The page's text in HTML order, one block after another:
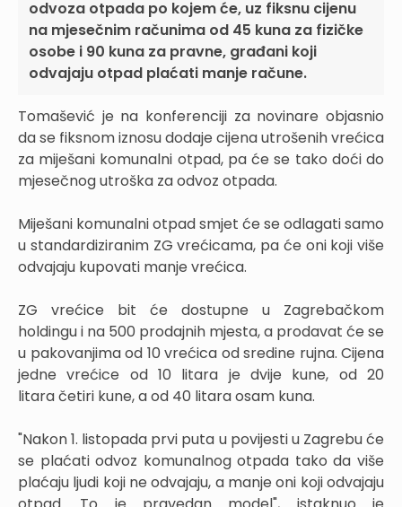
odvoza otpada po kojem će, uz fiksnu cijenu
na mjesečnim računima od 45 kuna za fizičke
osobe i 90 kuna za pravne, građani koji
odvajaju otpad plaćati manje račune.
Tomašević je na konferenciji za novinare objasnio
da se fiksnom iznosu dodaje cijena utrošenih vrećica
za miješani komunalni otpad, pa će se tako doći do
mjesečnog utroška za odvoz otpada.
Miješani komunalni otpad smjet će se odlagati samo
u standardiziranim ZG vrećicama, pa će oni koji više
odvajaju kupovati manje vrećica.
ZG vrećice bit će dostupne u Zagrebačkom
holdingu i na 500 prodajnih mjesta, a prodavat će se
u pakovanjima od 10 vrećica od sredine rujna. Cijena
jedne vrećice od 10 litara je dvije kune, od 20
litara četiri kune, a od 40 litara osam kuna.
"Nakon 1. listopada prvi puta u povijesti u Zagrebu će
se plaćati odvoz komunalnog otpada tako da više
plaćaju ljudi koji ne odvajaju, a manje oni koji odvajaju